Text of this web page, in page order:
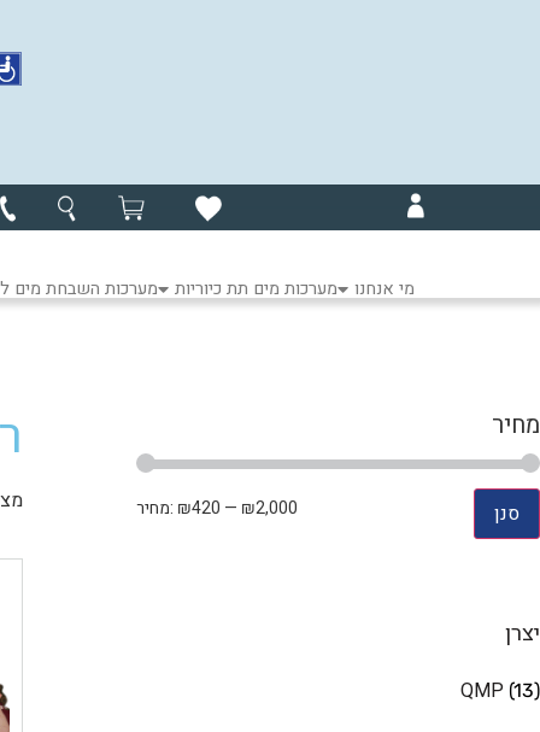
מי אנחנו מערכות מים תת כיוריות מערכות השבחת מים
מחיר
סנן מחיר: ₪420 — ₪2,000
יצרן
QMP (13)